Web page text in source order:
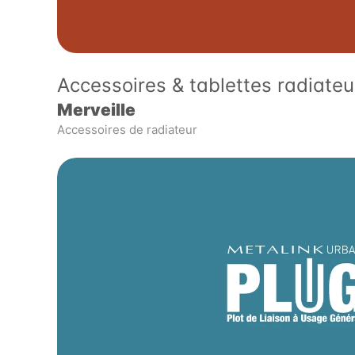
Accessoires & tablettes
Merveille
Accessoires de radiateur